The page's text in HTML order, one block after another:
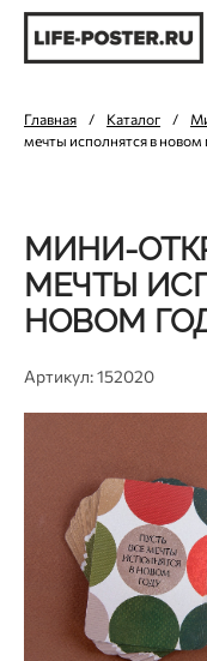
Главная / Каталог /
мечты исполнятся в новом
МИНИ-
МЕЧТЫ
НОВОМ
Артикул: 152020